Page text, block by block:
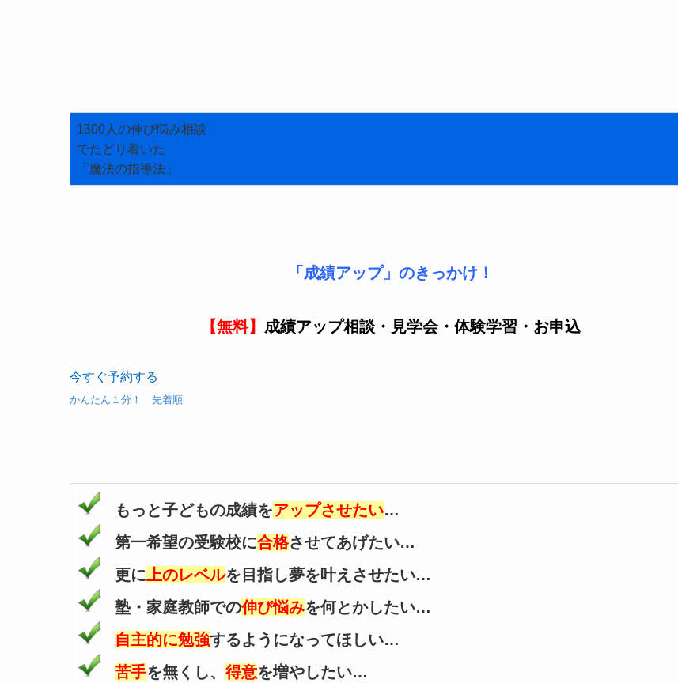
1300人の伸び悩み相談
でたどり着いた
「魔法の指導法」
「成績アップ」のきっかけ！
【無料】 成績アップ相談・見学会・体験学習・お申込
今すぐ予約する
かんたん１分！ 先着順
もっと子どもの成績をアップさせたい…
第一希望の受験校に合格させてあげたい…
更に上のレベルを目指し夢を叶えさせたい…
塾・家庭教師での伸び悩みを何とかしたい…
自主的に勉強するようになってほしい…
苦手を無くし、 得意を増やしたい…